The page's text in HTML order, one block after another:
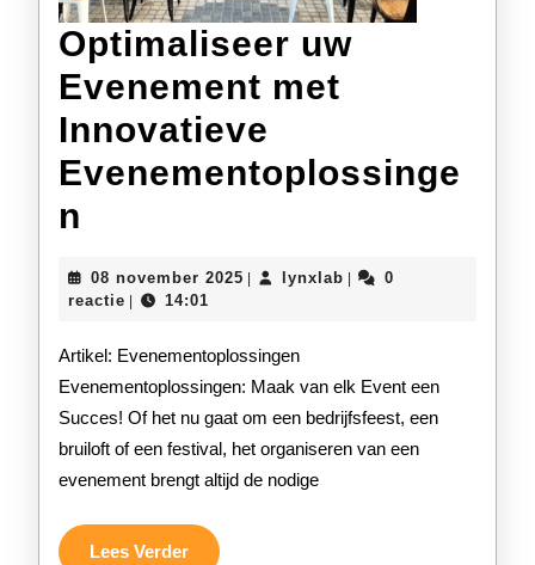
Optimaliseer uw
Evenement met
Innovatieve
Evenementoplossinge
n
Evenement
met
Innovatieve
Evenementoplossingen
08 november 2025 08
lynxlablynxlab
0
reactie
14:01
Artikel: Evenementoplossingen
Evenementoplossingen: Maak van elk Event een
Succes! Of het nu gaat om een bedrijfsfeest, een
bruiloft of een festival, het organiseren van een
evenement brengt altijd de nodige
Lees VerderLees